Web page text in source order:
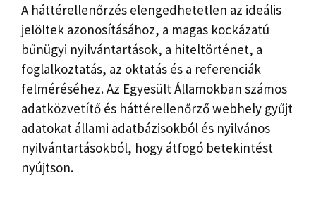
A háttérellenőrzés elengedhetetlen az ideális
jelöltek azonosításához, a magas kockázatú
bűnügyi nyilvántartások, a hiteltörténet, a
foglalkoztatás, az oktatás és a referenciák
felméréséhez. Az Egyesült Államokban számos
adatközvetítő és háttérellenőrző webhely gyűjt
adatokat állami adatbázisokból és nyilvános
nyilvántartásokból, hogy átfogó betekintést
nyújtson.